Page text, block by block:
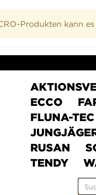
Produkten kann
ECCO
FLUNA-TEC
RUSAN
TENDY